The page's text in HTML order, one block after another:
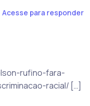
Acesse para responder
rufino-fara-
racial/ […]